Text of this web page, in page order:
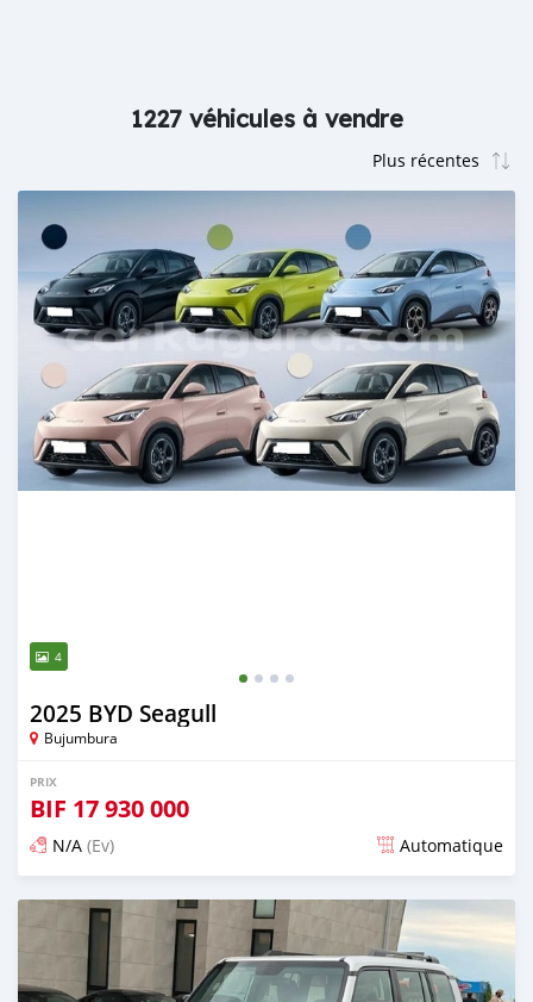
1227 véhicules à vendre
4
2025 BYD Seagull
Bujumbura
PRIX
BIF 17 930 000
N/A (Ev) Automatique
Publié il y a 13 jours